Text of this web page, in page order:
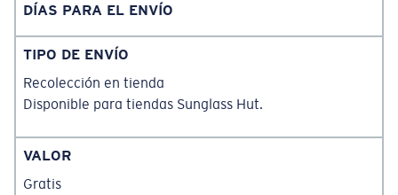
DÍAS PARA EL ENVÍO
TIPO DE ENVÍO
Recolección en tienda
Disponible para tiendas Sunglass Hut.
VALOR
Gratis